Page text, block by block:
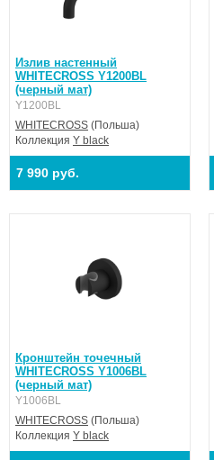
Излив настенный
WHITECROSS Y1200BL
(черный мат)
Y1200BL
WHITECROSS (Польша)
Коллекция Y black
7 990 руб.
Кронштейн точечный
WHITECROSS Y1006BL
(черный мат)
Y1006BL
WHITECROSS (Польша)
Коллекция Y black